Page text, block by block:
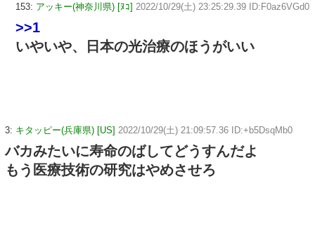
153: アッキー(神奈川県) [ﾇｺ] 2022/10/29(土) 23:25:29.39 ID:F0az6VGd0
>>1
いやいや、日本の光治療のほうがいい
3: キタッピー(兵庫県) [US] 2022/10/29(土) 21:09:57.36 ID:+b5DsqMb0
バカみたいに寿命のばしてどうすんだよ
もう医療技術の研究はやめさせろ